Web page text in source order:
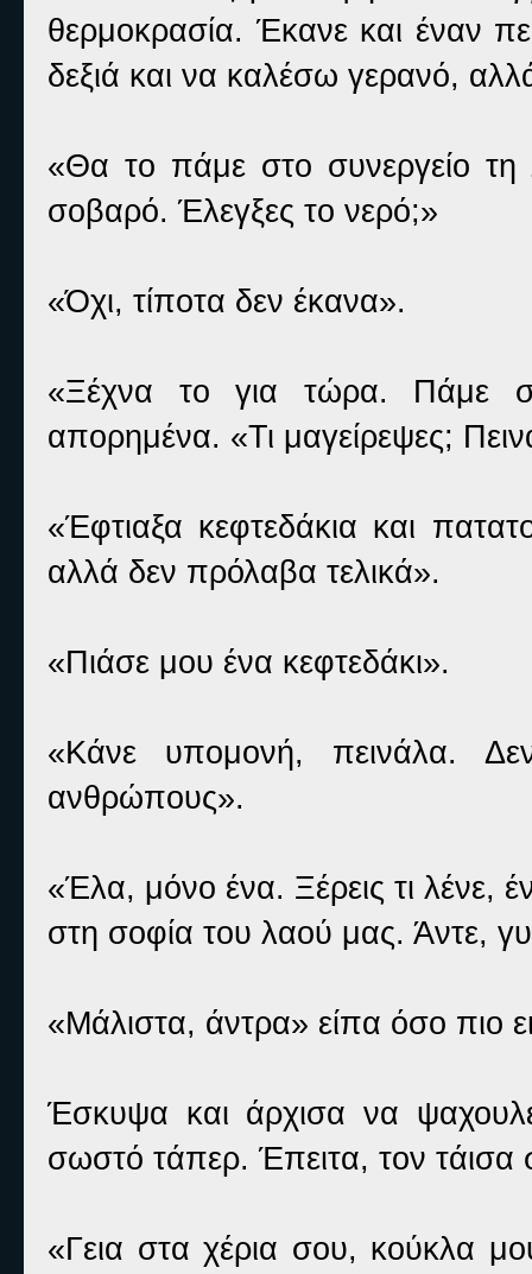
θερμοκρασία. Έκανε και έναν
δεξιά και να καλέσω γερανό,
«Θα το πάμε στο συνεργείο τη
σοβαρό. Έλεγξες το νερό;»
«Όχι, τίποτα δεν έκανα».
«Ξέχνα το για τώρα. Πάμε
απορημένα. «Τι μαγείρεψες;
«Έφτιαξα κεφτεδάκια και
αλλά δεν πρόλαβα τελικά».
«Πιάσε μου ένα κεφτεδάκι».
«Κάνε υπομονή, πεινάλα.
ανθρώπους».
«Έλα, μόνο ένα. Ξέρεις τι λένε,
στη σοφία του λαού μας. Άντε,
«Μάλιστα, άντρα» είπα όσο πιο
Έσκυψα και άρχισα να
σωστό τάπερ. Έπειτα, τον τάισα
«Γεια στα χέρια σου, κούκλα